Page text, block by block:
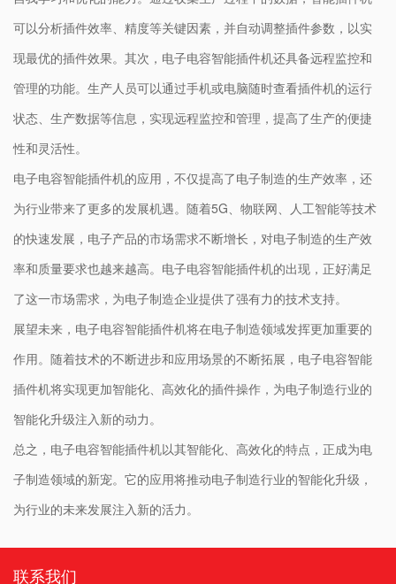
可以分析插件效率、精度等关键因素，并自动调整插件参数，以实
现最优的插件效果。其次，电子电容智能插件机还具备远程监控和
管理的功能。生产人员可以通过手机或电脑随时查看插件机的运行
状态、生产数据等信息，实现远程监控和管理，提高了生产的便捷
性和灵活性。
电子电容智能插件机的应用，不仅提高了电子制造的生产效率，还
为行业带来了更多的发展机遇。随着5G、物联网、人工智能等技术
的快速发展，电子产品的市场需求不断增长，对电子制造的生产效
率和质量要求也越来越高。电子电容智能插件机的出现，正好满足
了这一市场需求，为电子制造企业提供了强有力的技术支持。
展望未来，电子电容智能插件机将在电子制造领域发挥更加重要的
作用。随着技术的不断进步和应用场景的不断拓展，电子电容智能
插件机将实现更加智能化、高效化的插件操作，为电子制造行业的
智能化升级注入新的动力。
总之，电子电容智能插件机以其智能化、高效化的特点，正成为电
子制造领域的新宠。它的应用将推动电子制造行业的智能化升级，
为行业的未来发展注入新的活力。
联系我们